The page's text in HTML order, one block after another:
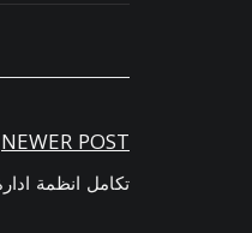
تصفّح
المقالات
NEWER POST
تكامل انظمة